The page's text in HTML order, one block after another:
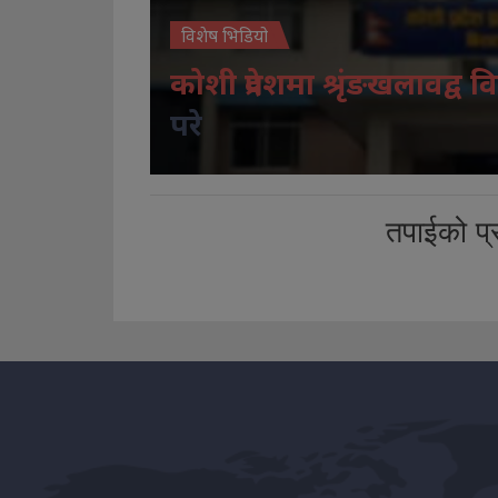
विशेष भिडियो
कोशी प्रदेशमा श्रृंङखलावद्व
परे
तपाईको